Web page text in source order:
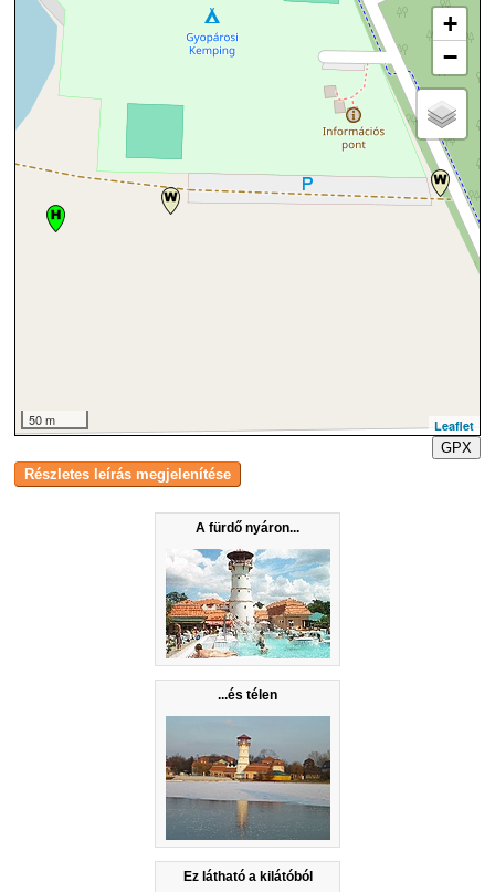
A fürdő nyáron...
...és télen
Ez látható a kilátóból
+
−
50 m
Leaflet
GPX